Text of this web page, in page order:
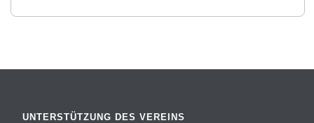
UNTERSTÜTZUNG DES VEREINS